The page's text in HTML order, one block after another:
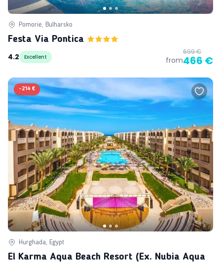
Pomorie, Bulharsko
Festa Via Pontica
4.2
Excellent from
699 €
466 €
-214 €
Hurghada, Egypt
El Karma Aqua Beach Resort (ex. Nubia Aqua